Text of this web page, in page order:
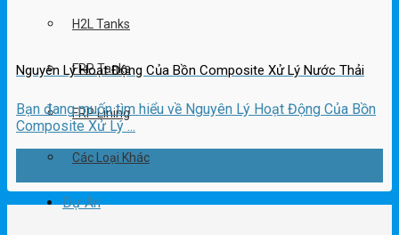
H2L Tanks
FRP Tanks
FRP Lining
Các Loại Khác
Dự Án
Nguyên Lý Hoạt Động Của Bồn Composite Xử Lý Nước Thải
Bạn đang muốn tìm hiểu về Nguyên Lý Hoạt Động Của Bồn
Composite Xử Lý ...